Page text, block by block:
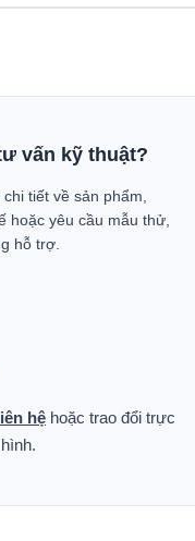
vấn kỹ thuật?
tiết về sản phẩm,
hoặc yêu cầu mẫu thử,
hỗ trợ.
hệ hoặc trao đổi trực